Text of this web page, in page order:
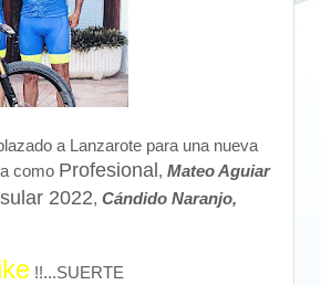
a Lanzarote para una nueva
como Profesional , Mateo Aguiar
2022, Cándido Naranjo,
!!...SUERTE